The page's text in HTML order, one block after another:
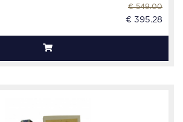
€ 549.00
€ 395.28